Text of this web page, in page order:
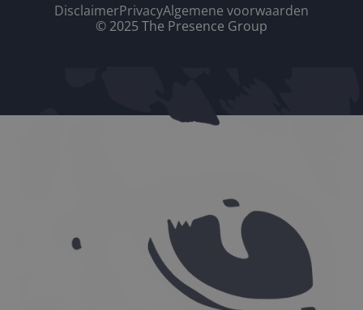
DisclaimerPrivacyAlgemene voorwaarden
© 2025 The Presence Group